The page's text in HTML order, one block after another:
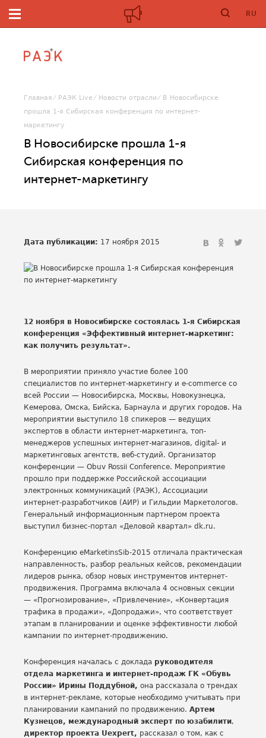
RU
Главная РАЭК Live Новости отрасли
В Новосибирске
прошла 1-я Сибирская конференция по интернет-
маркетингу
В Новосибирске прошла 1-я
Сибирская конференция по
интернет-маркетингу
Дата публикации: 17 ноября 2015
12 ноября в Новосибирске состоялась 1-я Сибирская
конференция «Эффективный интернет-маркетинг:
как получить результат».
В мероприятии приняло участие более 100
специалистов по интернет-маркетингу и e-commerce со
всей России — Новосибирска, Москвы, Новокузнецка,
Кемерова, Омска, Бийска, Барнаула и других городов. На
мероприятии выступило 18 спикеров — ведущих
экспертов в области интернет-маркетинга, топ-
менеджеров успешных интернет-магазинов, digital- и
маркетинговых агентств, веб-студий. Организатор
конференции — Obuv Rossii Conference. Мероприятие
прошло при поддержке Российской ассоциации
электронных коммуникаций (РАЭК), Ассоциации
интернет-разработчиков (АИР) и Гильдии Маркетологов.
Генеральный информационным партнером проекта
выступил бизнес-портал «Деловой квартал» dk.ru.
Конференцию eMarketinsSib-2015 отличала практическая
направленность, разбор реальных кейсов, рекомендации
лидеров рынка, обзор новых инструментов интернет-
продвижения. Программа включала 4 основных секции
— «Прогнозирование», «Привлечение», «Конвертация
трафика в продажи», «Допродажи», что соответствует
этапам в планировании и оценке эффективности любой
кампании по интернет-продвижению.
Конференция началась с доклада руководителя
отдела маркетинга и интернет-продаж ГК «Обувь
России» Ирины Поддубной, она рассказала о трендах
в интернет-рекламе, которые необходимо учитывать при
планировании кампаний по продвижению. Артем
Кузнецов, международный эксперт по юзабилити,
директор проекта Uexpert, рассказал о том, как с